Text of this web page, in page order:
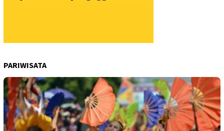
PARIWISATA